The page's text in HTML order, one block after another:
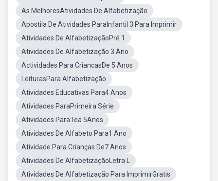
As MelhoresAtividades De Alfabetização
Apostila De Atividades ParaInfantil 3 Para Imprimir
Atividades De AlfabetizaçãoPré 1
Atividades De Alfabetização 3 Ano
Actividades Para CriancasDe 5 Anos
LeiturasPara Alfabetização
Atividades Educativas Para4 Anos
Atividades ParaPrimeira Série
Atividades ParaTea 5Anos
Atividades De Alfabeto Para1 Ano
Atividade Para Crianças De7 Anos
Atividades De AlfabetizaçãoLetra L
Atividades De Alfabetização Para ImprimirGratis